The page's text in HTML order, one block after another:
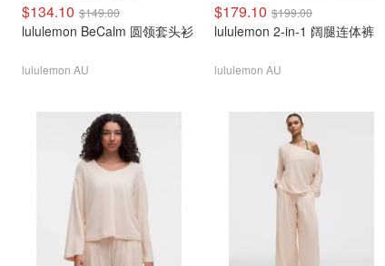
$134.10 $149.00
lululemon BeCalm 圆领套头衫
lululemon AU
$179.10 $199.00
lululemon 2-in-1 阔腿连体裤
lululemon AU